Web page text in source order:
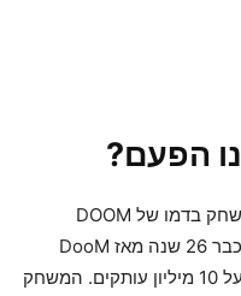
הפעם?
הזדמן לנו לשחק בדמו של DOOM
Eternal – הכותר הבא בסדרה שרצה כבר 26 שנה מאז DooM
המיתולוגי שיצא ב1993 ומכרה כבר מעל 10 מיליון עותקים. המשחק